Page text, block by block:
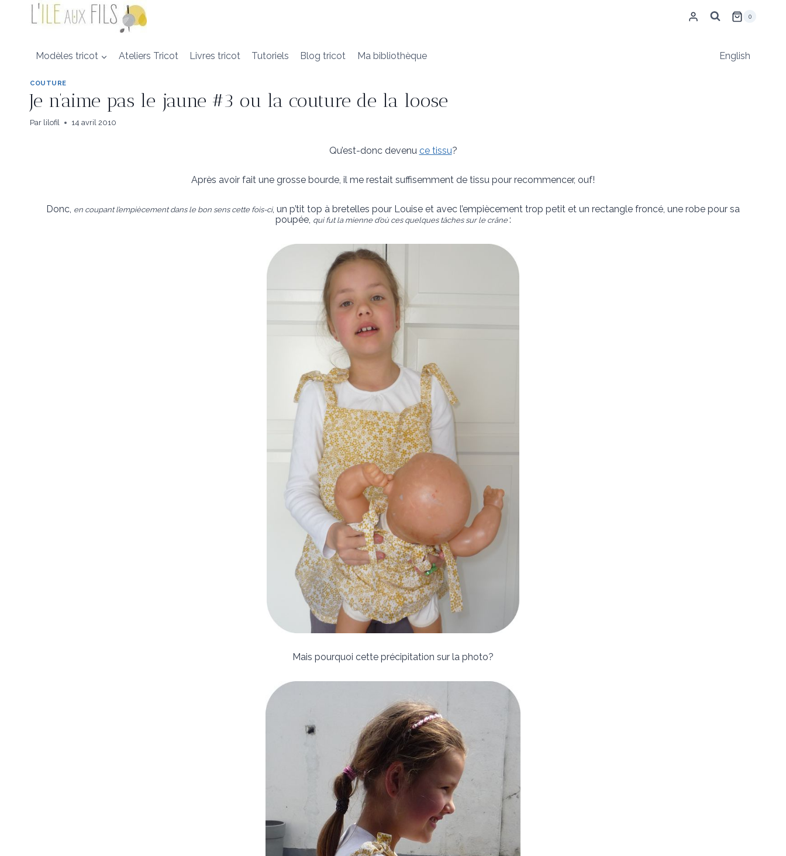
contenu
0
Modèles tricot Ateliers Tricot Livres tricot Tutoriels Blog tricot Ma bibliothèque English
COUTURE
Je n’aime pas le jaune #3 ou la couture de la loose
Par lilofil 14 avril 2010
Qu’est-donc devenu ce tissu?
Après avoir fait une grosse bourde, il me restait suffisemment de tissu pour recommencer, ouf!
Donc, en coupant l’empiècement dans le bon sens cette fois-ci, un p’tit top à bretelles pour Louise et avec l’empiècement trop petit et un rectangle froncé, une robe pour sa
poupée, qui fut la mienne d’où ces quelques tâches sur le crâne :
Mais pourquoi cette précipitation sur la photo?